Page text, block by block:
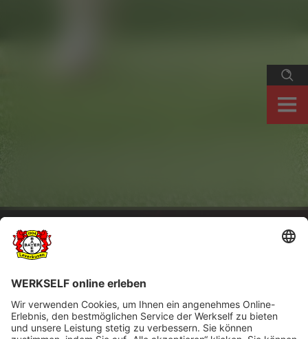
Re-Live | Bayer 04 - FC Augsburg | 31.
Werkself-TV zeigt den 2:0-Heimerfolg gegen den FC Augsburg am 31.